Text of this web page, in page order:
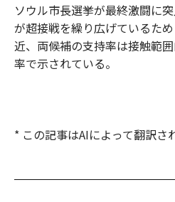
ソウル市長選挙が最終激闘に
が超接戦を繰り広げているた
近、両候補の支持率は接触範
率で示されている。
* この記事はAIによって翻訳さ